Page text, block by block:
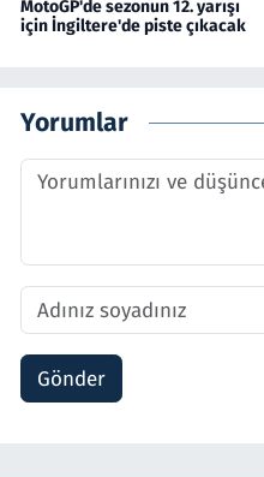
MotoGP'de sezonun 12. yarışı
için İngiltere'de piste çıkacak
Yorumlar
Gönder